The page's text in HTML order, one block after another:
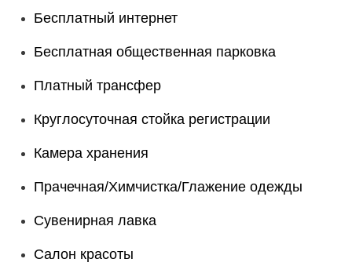
Бесплатный интернет
Бесплатная общественная парковка
Платный трансфер
Круглосуточная стойка регистрации
Камера хранения
Прачечная/Химчистка/Глажение одежды
Сувенирная лавка
Салон красоты